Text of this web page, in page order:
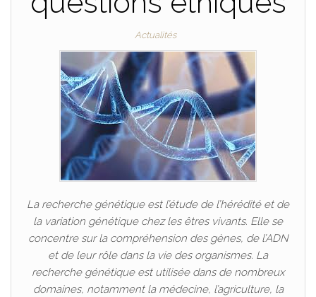
Actualités
La recherche génétique est l’étude de l’hérédité et de
la variation génétique chez les êtres vivants. Elle se
concentre sur la compréhension des gènes, de l’ADN
et de leur rôle dans la vie des organismes. La
recherche génétique est utilisée dans de nombreux
domaines, notamment la médecine, l’agriculture, la